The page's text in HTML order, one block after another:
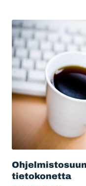
tietokonetta